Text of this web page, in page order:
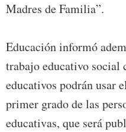
Madres de Familia”.
Educación informó
trabajo educativo social
educativos podrán usar
primer grado de las
educativas, que será